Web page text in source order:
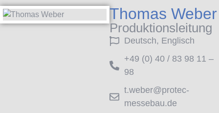
Thomas Weber
Produktionsleitung
Deutsch, Englisch
+49 (0) 40 / 83 98 11 –
98
t.weber@protec-
messebau.de